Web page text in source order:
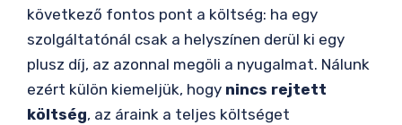
következő fontos pont a költség: ha egy
szolgáltatónál csak a helyszínen derül ki egy
plusz díj, az azonnal megöli a nyugalmat. Nálunk
ezért külön kiemeljük, hogy nincs rejtett
költség, az áraink a teljes költséget